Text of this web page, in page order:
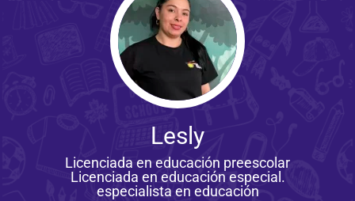
Lesly
Licenciada en educación preescolar
Licenciada en educación especial.
especialista en educación